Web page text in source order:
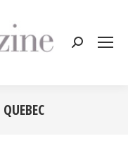
Cerca:
QUEBEC